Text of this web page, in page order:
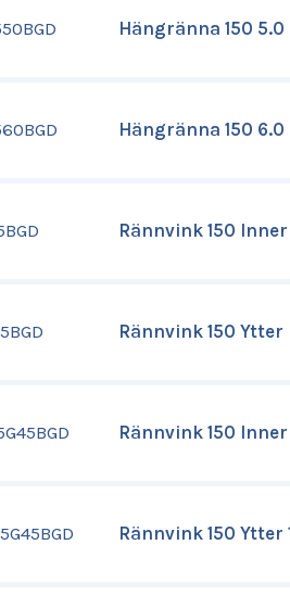
Hängränna 150
Hängränna 150
Rännvink 150
Rännvink 150
Rännvink 150
Rännvink 150 Ytter